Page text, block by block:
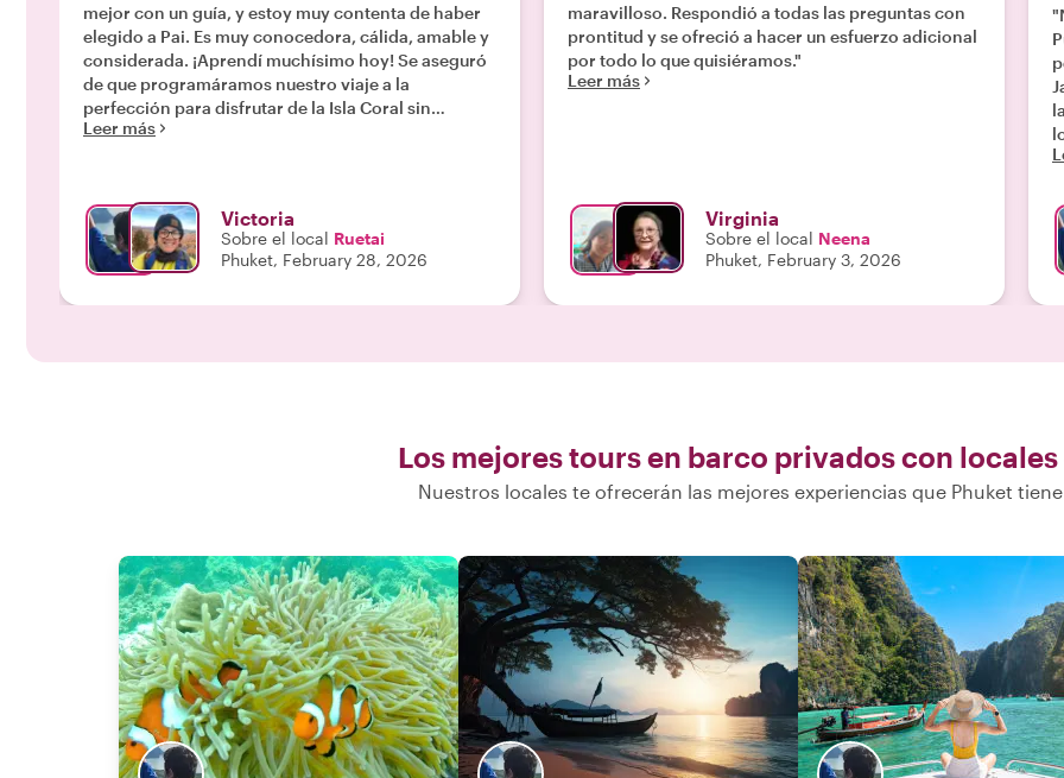
mejor con un guía, y estoy muy contenta de haber
elegido a Pai. Es muy conocedora, cálida, amable y
considerada. ¡Aprendí muchísimo hoy! Se aseguró
de que programáramos nuestro viaje a la
perfección para disfrutar de la Isla Coral sin
demasiados visitantes. Luego fuimos a un lugar un
marina impresionantes de todo tipo. Ella organizó
todo nuestro transporte y se aseguró de que todo
saliera a la perfección. Reservaré otro tour con Pai
la próxima vez que esté en Phuket."
Leer más
Victoria
Sobre el local Ruetai
Phuket, February 28, 2026
maravilloso. Respondió a todas las preguntas con
prontitud y se ofreció a hacer un esfuerzo adicional
por todo lo que quisiéramos."
Leer más
Virginia
Sobre el local Neena
Phuket, February 3, 2026
pena.
Los mejores tours en barco privados con locales
Nuestros locales te ofrecerán las mejores experiencias que Phuket